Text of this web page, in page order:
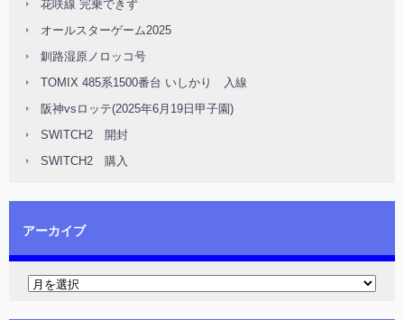
花咲線 完乗できず
オールスターゲーム2025
釧路湿原ノロッコ号
TOMIX 485系1500番台 いしかり 入線
阪神vsロッテ(2025年6月19日甲子園)
SWITCH2 開封
SWITCH2 購入
アーカイブ